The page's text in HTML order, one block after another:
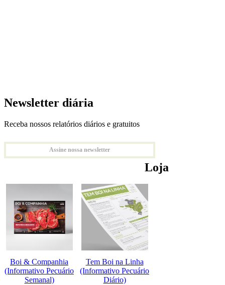
Newsletter diária
Receba nossos relatórios diários e gratuitos
Assine nossa newsletter
Loja
Boi & Companhia
(Informativo Pecuário
Semanal)
Tem Boi na Linha
(Informativo Pecuário
Diário)